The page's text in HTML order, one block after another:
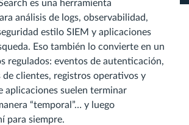
es una herramienta
análisis de logs, observabilidad,
estilo SIEM y aplicaciones
Eso también lo convierte en un
regulados: eventos de autenticación,
clientes, registros operativos y
aplicaciones suelen terminar
“temporal”… y luego
para siempre.